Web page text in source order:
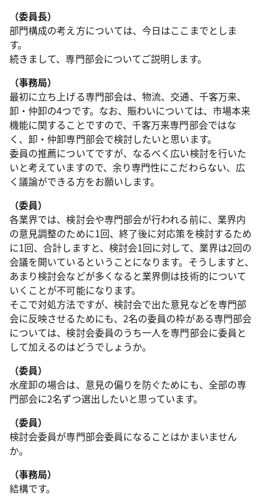
（委員長）
部門構成の考え方については、今日はここまでとしま
す。
続きまして、専門部会についてご説明します。
（事務局）
最初に立ち上げる専門部会は、物流、交通、千客万来、
卸・仲卸の4つです。なお、賑わいについては、市場本来
機能に関することですので、千客万来専門部会ではな
く、卸・仲卸専門部会で検討したいと思います。
委員の推薦についてですが、なるべく広い検討を行いた
いと考えていますので、余り専門性にこだわらない、広
く議論ができる方をお願いします。
（委員）
各業界では、検討会や専門部会が行われる前に、業界内
の意見調整のために1回、終了後に対応策を検討するため
に1回、合計しますと、検討会1回に対して、業界は2回の
会議を開いているということになります。そうしますと、
あまり検討会などが多くなると業界側は技術的について
いくことが不可能になります。
そこで対処方法ですが、検討会で出た意見などを専門部
会に反映させるためにも、2名の委員の枠がある専門部会
については、検討会委員のうち一人を専門部会に委員と
して加えるのはどうでしょうか。
（委員）
水産卸の場合は、意見の偏りを防ぐためにも、全部の専
門部会に2名ずつ選出したいと思っています。
（委員）
検討会委員が専門部会委員になることはかまいません
か。
（事務局）
結構です。